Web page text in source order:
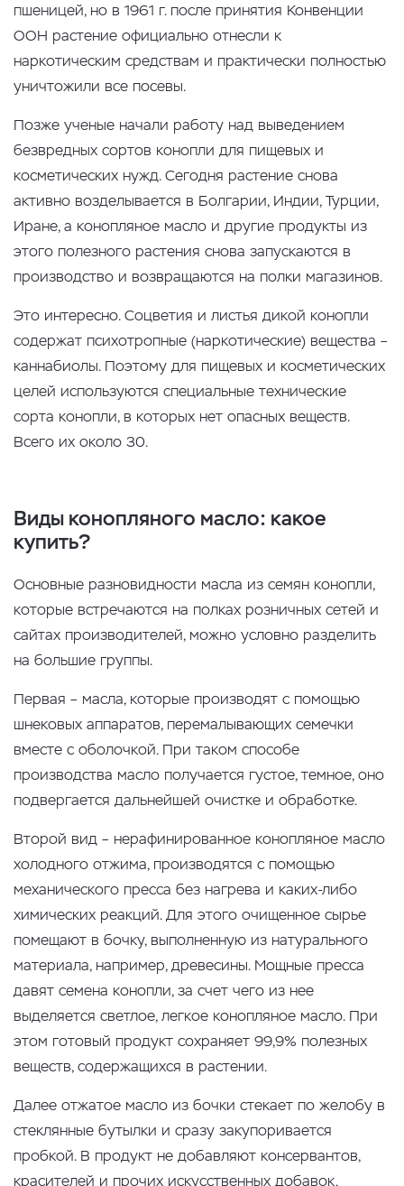
пшеницей, но в 1961 г. после принятия Конвенции
ООН растение официально отнесли к
наркотическим средствам и практически полностью
уничтожили все посевы.
Позже ученые начали работу над выведением
безвредных сортов конопли для пищевых и
косметических нужд. Сегодня растение снова
активно возделывается в Болгарии, Индии, Турции,
Иране, а конопляное масло и другие продукты из
этого полезного растения снова запускаются в
производство и возвращаются на полки магазинов.
Это интересно. Соцветия и листья дикой конопли
содержат психотропные (наркотические) вещества –
каннабиолы. Поэтому для пищевых и косметических
целей используются специальные технические
сорта конопли, в которых нет опасных веществ.
Всего их около 30.
Виды конопляного масло: какое
купить?
Основные разновидности масла из семян конопли,
которые встречаются на полках розничных сетей и
сайтах производителей, можно условно разделить
на большие группы.
Первая – масла, которые производят с помощью
шнековых аппаратов, перемалывающих семечки
вместе с оболочкой. При таком способе
производства масло получается густое, темное, оно
подвергается дальнейшей очистке и обработке.
Второй вид – нерафинированное конопляное масло
холодного отжима, производятся с помощью
механического пресса без нагрева и каких-либо
химических реакций. Для этого очищенное сырье
помещают в бочку, выполненную из натурального
материала, например, древесины. Мощные пресса
давят семена конопли, за счет чего из нее
выделяется светлое, легкое конопляное масло. При
этом готовый продукт сохраняет 99,9% полезных
веществ, содержащихся в растении.
Далее отжатое масло из бочки стекает по желобу в
стеклянные бутылки и сразу закупоривается
пробкой. В продукт не добавляют консервантов,
красителей и прочих искусственных добавок,